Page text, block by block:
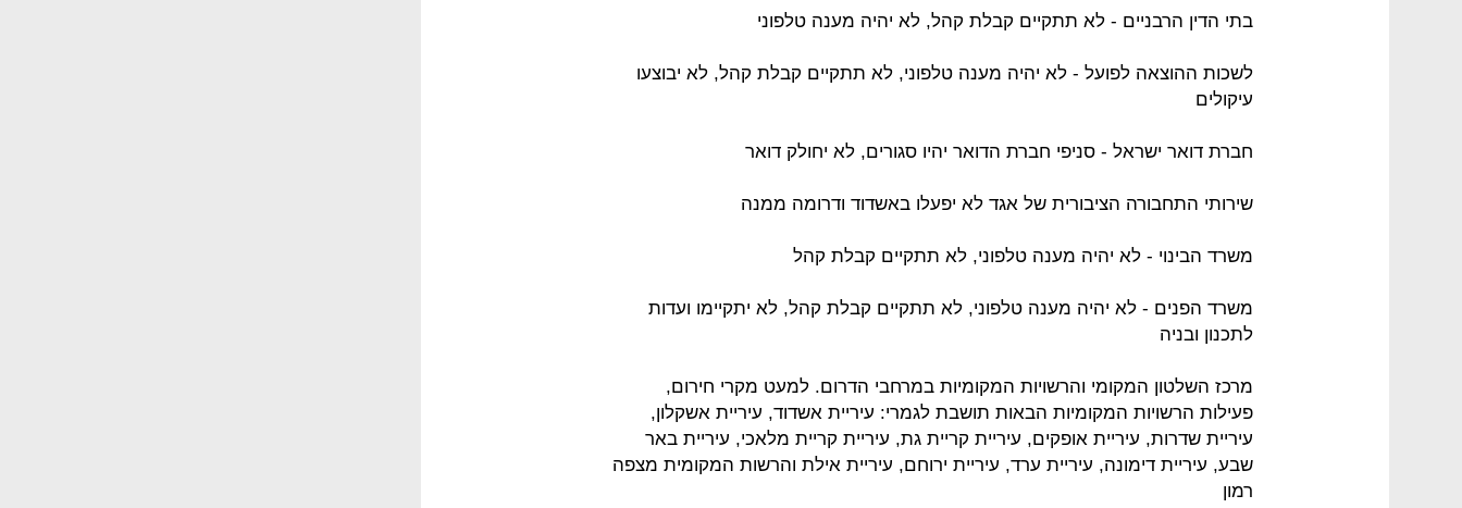
בתי הדין הרבניים - לא תתקיים קבלת קהל, לא יהיה מענה טלפוני
לשכות ההוצאה לפועל - לא יהיה מענה טלפוני, לא תתקיים קבלת קהל, לא יבוצעו
עיקולים
חברת דואר ישראל - סניפי חברת הדואר יהיו סגורים, לא יחולק דואר
שירותי התחבורה הציבורית של אגד לא יפעלו באשדוד ודרומה ממנה
משרד הבינוי - לא יהיה מענה טלפוני, לא תתקיים קבלת קהל
משרד הפנים - לא יהיה מענה טלפוני, לא תתקיים קבלת קהל, לא יתקיימו ועדות
לתכנון ובניה
מרכז השלטון המקומי והרשויות המקומיות במרחבי הדרום. למעט מקרי חירום,
פעילות הרשויות המקומיות הבאות תושבת לגמרי: עיריית אשדוד, עיריית אשקלון,
עיריית שדרות, עיריית אופקים, עיריית קריית גת, עיריית קריית מלאכי, עיריית באר
שבע, עיריית דימונה, עיריית ערד, עיריית ירוחם, עיריית אילת והרשות המקומית מצפה
רמון